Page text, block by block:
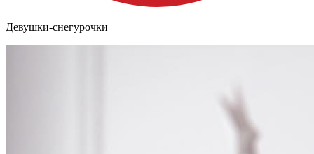
Девушки-снегурочки